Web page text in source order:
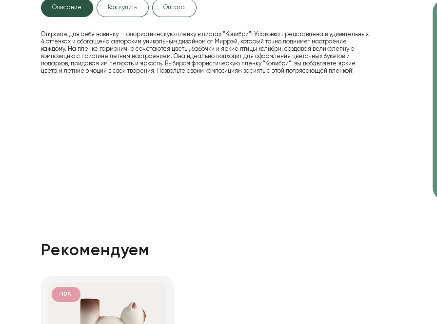
Описание Как купить Оплата
Откройте для себя новинку — флористическую пленку в листах "Колибри"! Упаковка представлена в удивительных
4 оттенках и обогащена авторским уникальным дизайном от Миррэй, который точно поднимет настроение
каждому. На пленке гармонично сочетаются цветы, бабочки и яркие птицы колибри, создавая великолепную
композицию с поистине летним настроением. Она идеально подходит для оформления цветочных букетов и
подарков, придавая им легкость и яркость. Выбирая флористическую пленку "Колибри", вы добавляете яркие
цвета и летние эмоции в свои творения. Позвольте своим композициям засиять с этой потрясающей пленкой!
Рекомендуем
-10%